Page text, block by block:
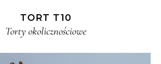
TORT T10
Torty okolicznościowe